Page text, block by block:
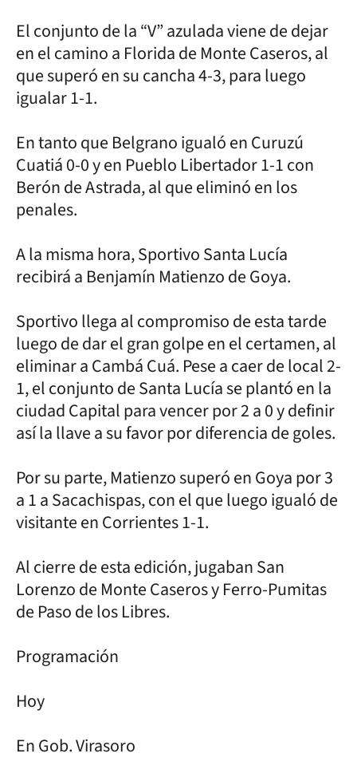
El conjunto de la “V” azulada viene de dejar
en el camino a Florida de Monte Caseros, al
que superó en su cancha 4-3, para luego
igualar 1-1.
En tanto que Belgrano igualó en Curuzú
Cuatiá 0-0 y en Pueblo Libertador 1-1 con
Berón de Astrada, al que eliminó en los
penales.
A la misma hora, Sportivo Santa Lucía
recibirá a Benjamín Matienzo de Goya.
Sportivo llega al compromiso de esta tarde
luego de dar el gran golpe en el certamen, al
eliminar a Cambá Cuá. Pese a caer de local 2-
1, el conjunto de Santa Lucía se plantó en la
ciudad Capital para vencer por 2 a 0 y definir
así la llave a su favor por diferencia de goles.
Por su parte, Matienzo superó en Goya por 3
a 1 a Sacachispas, con el que luego igualó de
visitante en Corrientes 1-1.
Al cierre de esta edición, jugaban San
Lorenzo de Monte Caseros y Ferro-Pumitas
de Paso de los Libres.
Programación
Hoy
En Gob. Virasoro